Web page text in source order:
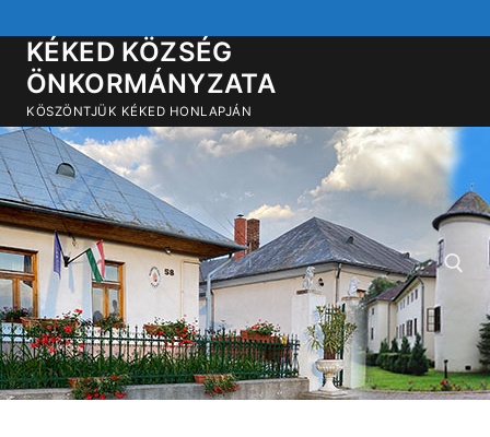
a
tartalomra
KÉKED KÖZSÉG
ÖNKORMÁNYZATA
KÖSZÖNTJÜK KÉKED HONLAPJÁN
Keresése: